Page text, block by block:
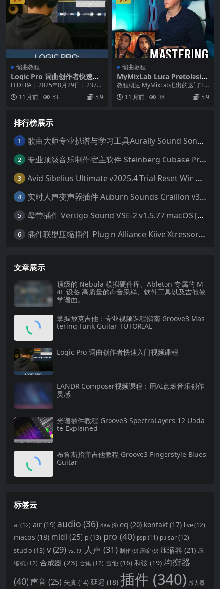
编曲教程
Logic Pro 词曲创作者快速入
门视频课程
HiDERA | 2025年8月29日 | 237
MB 如果你是一位词曲创作者...
11 月前 53 5.9
编曲教程
MyMixLab Luca Pretolesi
MASTERING JASON DERUL
O教程 – 顶级母带处理技术完
全揭秘
教程概述 MyMixLab推出的这门”Lu
ca Pretolesi MASTER...
11 月前 38 5.9
排行榜展示
1 歌曲大师专业扒谱与学习工具Aurally Sound Song Master PRO v2.7.04 WiN
2 专业顶级音乐制作宿主软件 Steinberg Cubase Pro 14 v14.0.32 VR/R2R 原厂音源内含安装教程 [WiN MAC]（80GB+）
3 Avid Sibelius Ultimate v2025.4 Trial Reset Win 无限试用版 乐谱软件 西贝柳斯 MAC含音色库25G
4 实时人声变声器插件 Auburn Sounds Graillon v3.1.1 macOS
5 母带插件 Vertigo Sound VSE-2 v1.5.77 macOS [HCiSO]
6 插件联盟压缩插件 Plugin Alliance Kiive Xtressor v1.0.1 WIN MAC
文章展示
顶级的 Nebula 模拟硬件库、Ableton 专属的 M
4L 设备 高质量的声音采样、软件工具以及吉他教
学谱面。
掌握放克吉他：专业视频课程指南 Groove3 Mas
tering Funk Guitar TUTORIAL
Logic Pro 词曲创作者快速入门视频课程
LANDR Composer视频课程：用AI点燃音乐创作
灵感
光谱插件教程 Groove3 SpectraLayers 12 Upda
te Explained
布鲁斯指弹吉他教程 Groove3 Fingerstyle Blues
Guitar
标签云
ai (12) air (19) audio (36) daw (9) eq (20) kontakt (17) live (12)
macos (18) midi (25) p (13) pro (40) psp (11) pulsar(12)
studio (13) v(29) vst (9) 人声(31) 制作 (9) 压缩 (9) 压缩器 (21) 压
缩机(12) 合成器 (23) 合集(12) 吉他 (16) 和弦 (19) 均衡器
(40) 声音(25) 失真(14) 延迟 (18) 插件 (340) 放大器